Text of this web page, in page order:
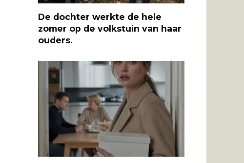
De dochter werkte de hele
zomer op de volkstuin van haar
ouders.